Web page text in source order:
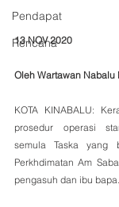
Pendapat
Rencana
13 NOV 2020
Oleh Wartawan Nabalu
KOTA KINABALU:
prosedur operasi
semula Taska yang
Perkhdimatan Am
pengasuh dan ibu bapa.